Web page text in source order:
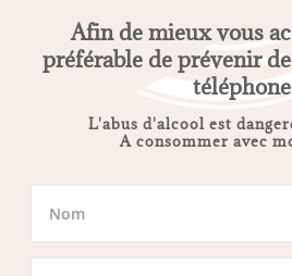
Afin de mieux vous
préférable de prévenir
L'abus d'alcool est
A consommer avec